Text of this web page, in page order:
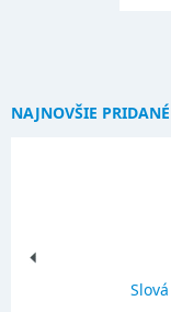
NAJNOVŠIE